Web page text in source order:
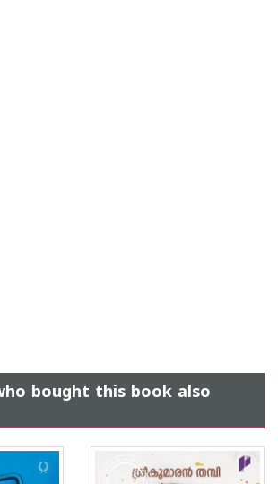
bought this book also